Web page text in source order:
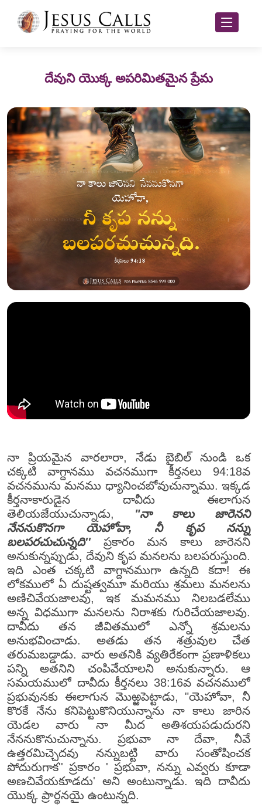
దేవుని యొక్క అపరిమితమైన ప్రేమ
నా ప్రియమైన వారలారా, నేడు బైబిల్ నుండి ఒక
చక్కటి వాగ్దానము వచనముగా కీర్తనలు 94:18వ
వచనమును మనము ధ్యానించబోవుచున్నాము. ఇక్కడ
కీర్తనాకారుడైన దావీదు ఈలాగున
తెలియజేయుచున్నాడు, "నా కాలు జారెనని
నేననుకొనగా యెహోవా, నీ కృప నన్ను
బలపరచుచున్నది''ప్రకారం మన కాలు జారెనని
అనుకున్నప్పుడు, దేవుని కృప మనలను బలపరుస్తుంది.
ఇది ఎంత చక్కటి వాగ్దానముగా ఉన్నది కదా! ఈ
లోకములో ఏ దుష్టత్వమూ మరియు శ్రమలు మనలను
అణిచివేయజాలవు, ఇక మమనము నిలబడలేము
అన్న విధముగా మనలను నిరాశకు గురిచేయజాలవు.
దావీదు తన జీవితములో ఎన్నో శ్రమలను
అనుభవించాడు. అతడు తన శత్రువుల చేత
తరుమబడ్డాడు. వారు అతనికి వ్యతిరేకంగా ప్రణాళికలు
పన్ని అతనిని చంపివేయాలని అనుకున్నారు. ఆ
సమయములో దావీదు కీర్తనలు 38:16వ వచనములో
ప్రభువునకు ఈలాగున మొఱ్ఱపెట్టాడు, "యెహోవా, నీ
కొరకే నేను కనిపెట్టుకొనియున్నాను నా కాలు జారిన
యెడల వారు నా మీద అతిశయపడుదురని
నేననుకొనుచున్నాను. ప్రభువా నా దేవా, నీవే
ఉత్తరమిచ్చెదవు నన్నుబట్టి వారు సంతోషించక
పోదురుగాక'' ప్రకారం ' ప్రభువా, నన్ను ఎవ్వరు కూడా
అణచివేయకూడదు' అని అంటున్నాడు. ఇది దావీదు
యొక్క ప్రార్థనయై ఉంటున్నది.